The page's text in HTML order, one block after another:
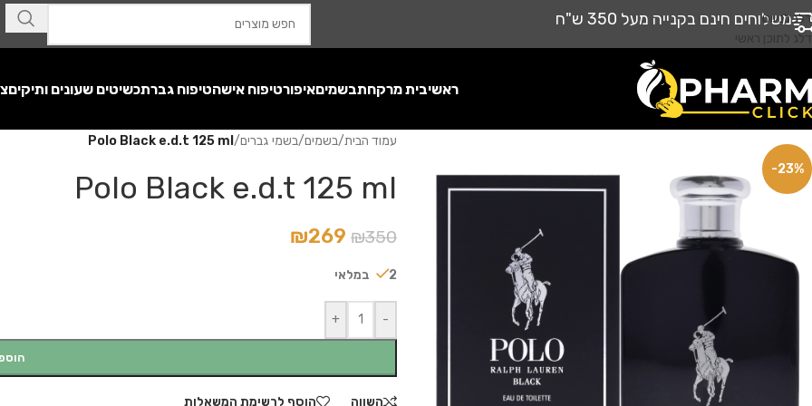
דלג לניווט
דלג לתוכן ראשי
משלוחים חינם בקנייה מעל 350 ש"ח
ראשיבית מרקחתבשמיםאיפורטיפוח אישהטיפוח גברתכשיטים שעונים ותיקים
-23%
עמוד הבית/בשמים/בשמי גברים/
Polo Black e.d.t 125 ml
Polo Black e.d.t 125 ml
₪350
₪269
2 במלאי
-
+
השווה הוסף לרשימת המשאלות